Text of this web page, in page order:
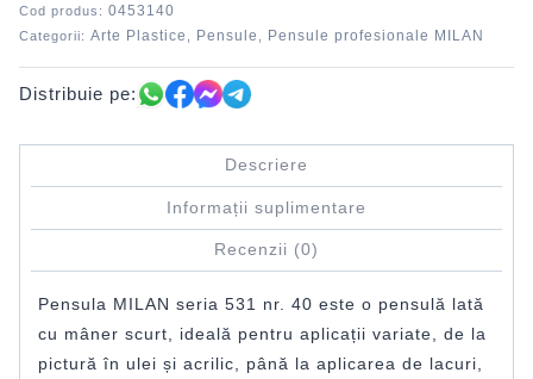
Cod produs: 0453140
Categorii: Arte Plastice Pensule Pensule profesionale MILAN
Distribuie pe:
Descriere
Informații suplimentare
Recenzii (0)
Pensula MILAN seria 531 nr. 40 este o pensulă lată
cu mâner scurt, ideală pentru aplicații variate, de la
pictură în ulei și acrilic, până la aplicarea de lacuri,